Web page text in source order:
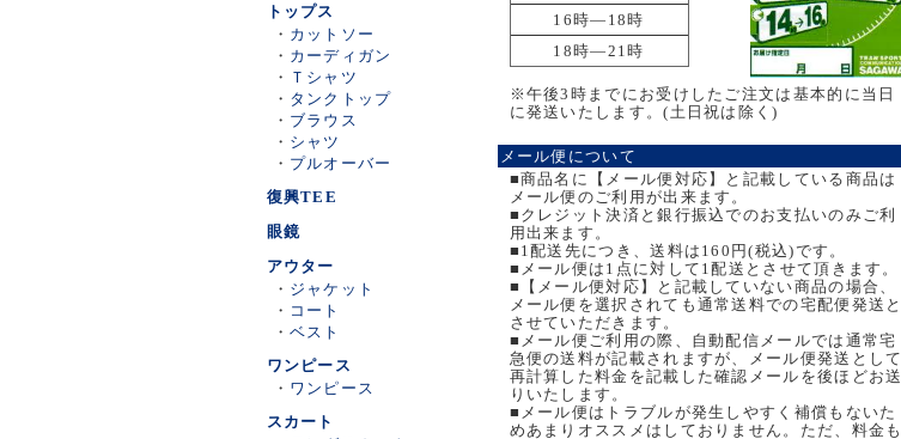
トップス
・ カットソー
・ カーディガン
・ Ｔシャツ
・ タンクトップ
・ ブラウス
・ シャツ
・ プルオーバー
復興TEE
眼鏡
アウター
・ ジャケット
・ コート
・ ベスト
ワンピース
・ ワンピース
スカート
16時―18時
18時―21時
※午後3時までにお受けしたご注文は基本的に当日
に発送いたします。(土日祝は除く)
メール便について
■商品名に【メール便対応】と記載している商品は
メール便のご利用が出来ます。
■クレジット決済と銀行振込でのお支払いのみご利
用出来ます。
■1配送先につき、送料は160円(税込)です。
■メール便は1点に対して1配送とさせて頂きます。
■【メール便対応】と記載していない商品の場合、
メール便を選択されても通常送料での宅配便発送と
させていただきます。
■メール便ご利用の際、自動配信メールでは通常宅
急便の送料が記載されますが、メール便発送として
再計算した料金を記載した確認メールを後ほどお送
りいたします。
■メール便はトラブルが発生しやすく補償もないた
めあまりオススメはしておりません。ただ、料金も